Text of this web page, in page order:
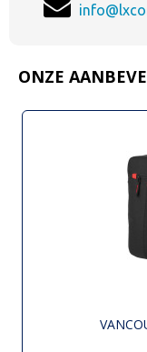
ONZE